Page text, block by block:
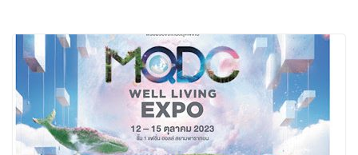
ได้เตรียมนักเรียนเพียงเพื่อก้าวเข้าสู่
มหาวิทยาลัยเท่านั้น แต่ยังเตรียมพวก
เขาให้พร้อมเป็นผู้กำหนดอนาคต”
8.8 “ซูเลียน” รวมพลังนักธุรกิจทั่ว
ประเทศ จัดประชุมใหญ่แห่งปี พบ CEO
“ดร.ปิยะวัฒน์” ถ่ายทอดวิสัยทัศน์ธุรกิจ
พร้อมฟรีคอนเสิร์ต “โชค รถแห่” ยกวง